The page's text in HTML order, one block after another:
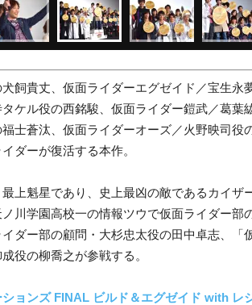
飼貴丈、仮面ライダーエグゼイド／宝生永
ケル役の西銘駿、仮面ライダー鎧武／葛葉
士蒼汰、仮面ライダーオーズ／火野映司役
ダーが復活する本作。
上魁星であり、史上最凶の敵であるカイザ
ノ川学園高校一の情報ツウで仮面ライダー部
ダー部の顧問・大杉忠太役の田中卓志、「
役の柳喬之が参戦する。
ョンズ FINAL ビルド＆エグゼイド with レ